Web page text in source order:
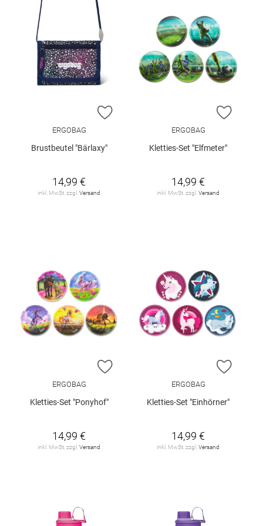
ZUR WUNSCHLISTE HINZUFÜGEN
ERGOBAG
Brustbeutel "Bärlaxy"
14,99 €
inkl. MwSt. zzgl. Versand
ZUR
ERGOBAG
Kletties-Set "Elfmeter"
14,99 €
inkl. MwSt. zzgl. Versand
ZUR WUNSCHLISTE HINZUFÜGEN
ERGOBAG
Kletties-Set "Ponyhof"
14,99 €
inkl. MwSt. zzgl. Versand
ZUR
ERGOBAG
Kletties-Set "Einhörner"
14,99 €
inkl. MwSt. zzgl. Versand